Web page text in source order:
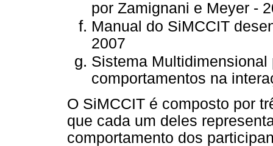
por Zamignani e Meyer -
Manual do SiMCCIT
2007
Sistema
comportamentos na
O SiMCCIT é composto por
que cada um deles
comportamento dos